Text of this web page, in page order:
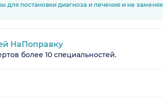
постановки диагноза и лечения и не
НаПоправку
более 10 специальностей.